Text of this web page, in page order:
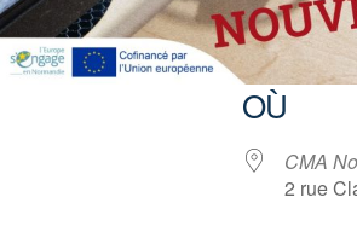
OÙ
CMA
2 rue